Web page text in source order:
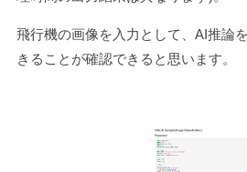
飛行機の画像を入力として、AI推論
きることが確認できると思います。